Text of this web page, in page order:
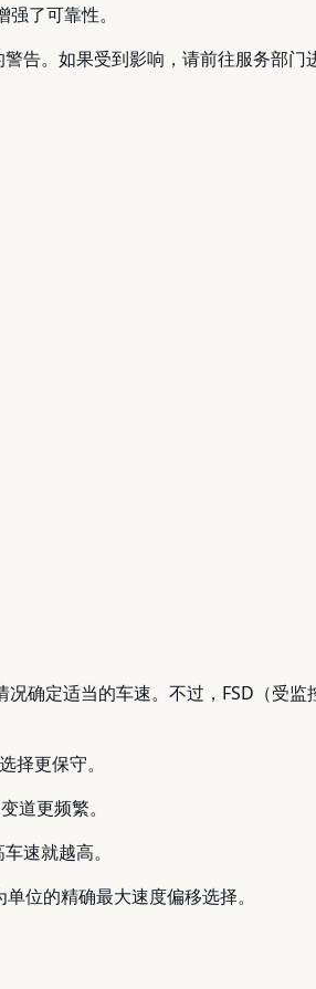
了可靠性。
告。如果受到影响，请前往服务部门
确定适当的车速。不过，FSD（受
择更保守。
道更频繁。
速就越高。
位的精确最大速度偏移选择。